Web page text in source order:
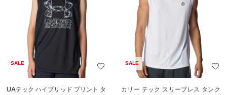
SALE
UAテック ハイブリッド プリント タ
SALE
カリー テック スリーブレス タンク